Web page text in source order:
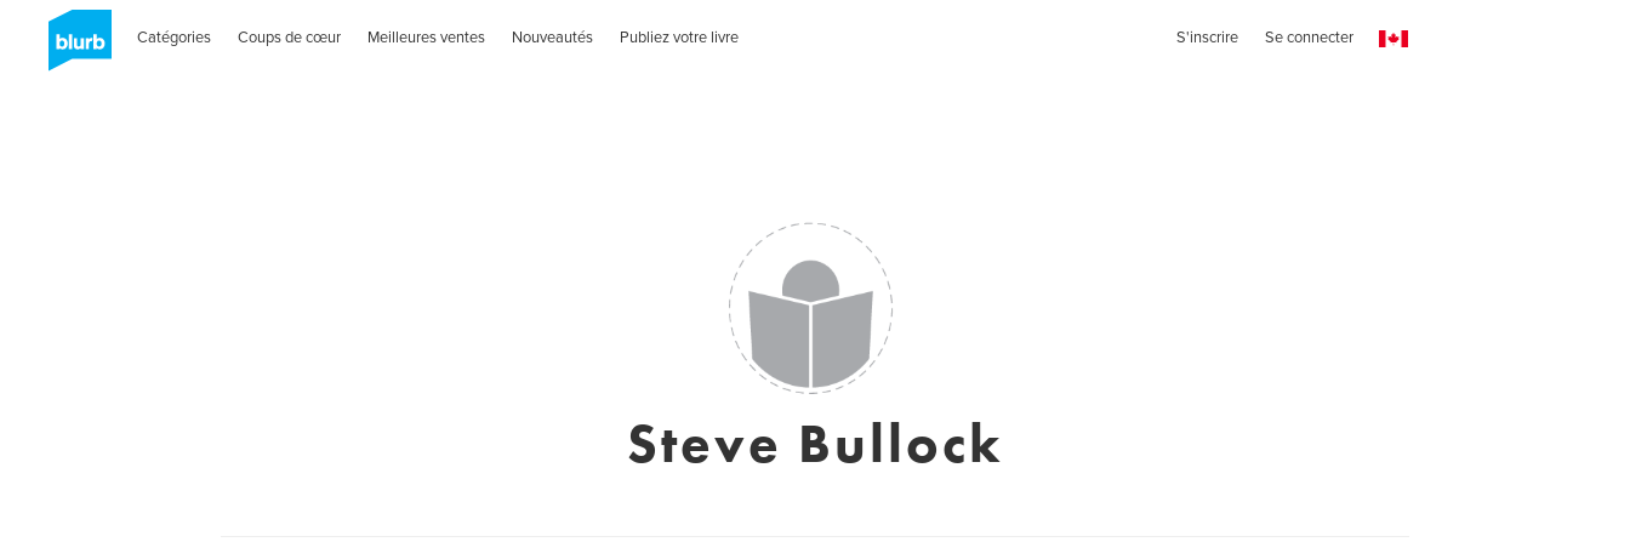
Catégories Coups de cœur Meilleures ventes Nouveautés Publiez votre livre S'inscrire Se connecter
Steve Bullock